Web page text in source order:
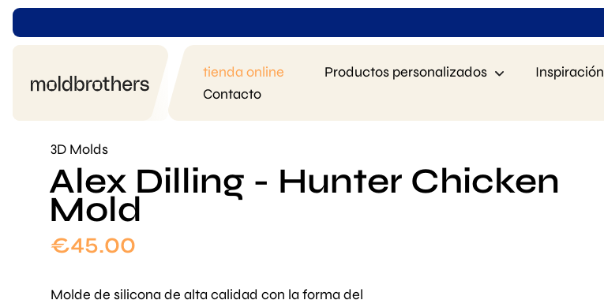
tienda online Productos personalizados Inspiración
Contacto
3D Molds
Alex Dilling - Hunter Chicken
Mold
€45.00
Molde de silicona de alta calidad con la forma del